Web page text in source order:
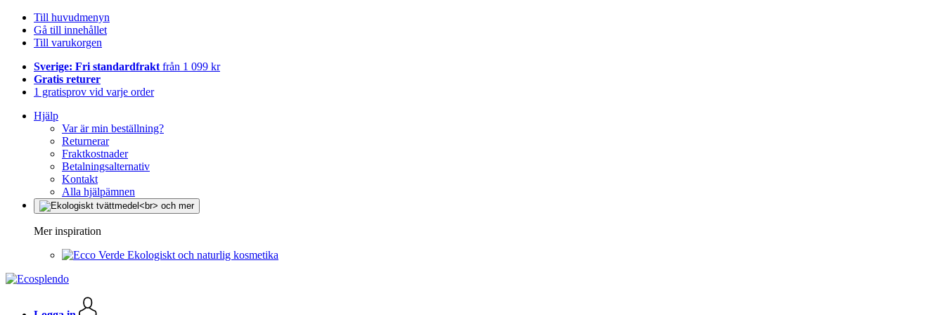
Till huvudmenyn
Gå till innehållet
Till varukorgen
Sverige: Fri standardfrakt från 1 099 kr
Gratis returer
1 gratisprov vid varje order
Hjälp
Var är min beställning?
Returnerar
Fraktkostnader
Betalningsalternativ
Kontakt
Alla hjälpämnen
Mer inspiration
Ekologiskt och naturlig kosmetika